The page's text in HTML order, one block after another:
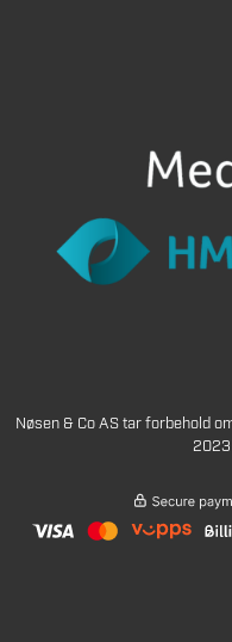
Nøsen & Co AS tar forbehold
2023